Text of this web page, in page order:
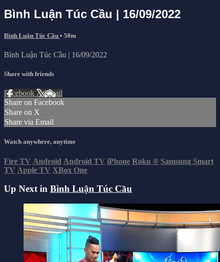
Bình Luận Túc Cầu | 16/09/2022
Bình Luận Túc Cầu • 50m
Bình Luận Túc Cầu | 16/09/2022
Share with friends
Facebook XEmail
Share on Facebook
Share on X
Share via Email
Watch anywhere, anytime
Fire TV Android Android TV iPhone Roku ® Samsung Smart
TV Apple TV XBox One
Up Next in Bình Luận Túc Cầu